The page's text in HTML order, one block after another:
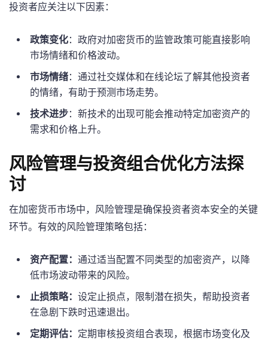
投资者应关注以下因素：
政策变化：政府对加密货币的监管政策可能直接影响
市场情绪和价格波动。
市场情绪：通过社交媒体和在线论坛了解其他投资者
的情绪，有助于预测市场走势。
技术进步：新技术的出现可能会推动特定加密资产的
需求和价格上升。
风险管理与投资组合优化方法探
讨
在加密货币市场中，风险管理是确保投资者资本安全的关键
环节。有效的风险管理策略包括：
资产配置： 通过适当配置不同类型的加密资产，以降
低市场波动带来的风险。
止损策略： 设定止损点，限制潜在损失，帮助投资者
在急剧下跌时迅速退出。
定期评估： 定期审核投资组合表现，根据市场变化及